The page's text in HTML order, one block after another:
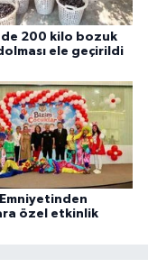
200 kilo bozuk
ele geçirildi
özel etkinlik